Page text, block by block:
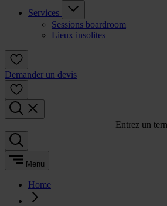
Services
Sessions boardroom
Lieux insolites
Demander un devis
Entrez un
Menu
Home